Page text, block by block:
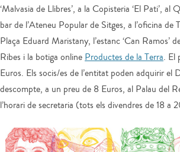
‘Malvasia de Llibres’, a la Copisteria ‘El Pati’, al
bar de l’Ateneu Popular de Sitges, a l’oficina de
Plaça Eduard Maristany, l’estanc ‘Can Ramos’
Ribes i la botiga online Productes de la Terra. El
Euros. Els socis/es de l’entitat poden adquirir el
descompte, a un preu de 8 Euros, al Palau del
l’horari de secretaria (tots els divendres de 18 a